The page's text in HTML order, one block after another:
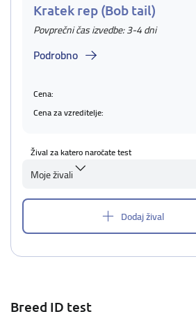
Kratek rep (Bob tail)
Povprečni čas izvedbe: 3-4 dni
Podrobno
Cena:
Cena za vzreditelje:
Žival za katero naročate test
Moje živali
Dodaj žival
Breed ID test